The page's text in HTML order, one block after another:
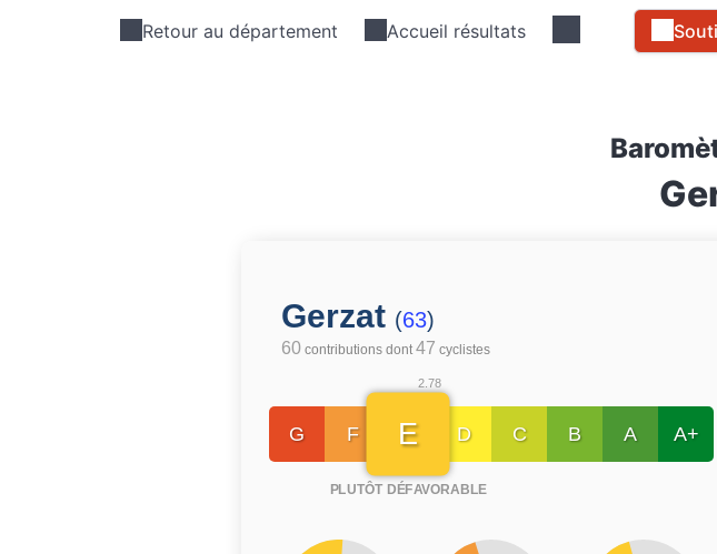
Retour au département Accueil résultats
Gerzat (63)
60 contributions dont47 cyclistes
G F
2.78
E
PLUTÔT DÉFAVORABLE
D C B A A+